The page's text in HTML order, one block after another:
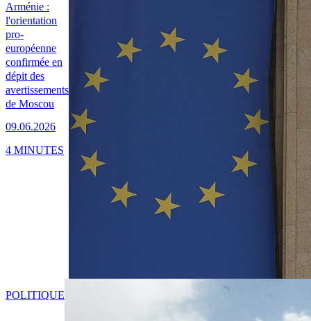
Arménie :
l'orientation
pro-
européenne
confirmée en
dépit des
avertissements
de Moscou
09.06.2026
4 MINUTES
POLITIQUE